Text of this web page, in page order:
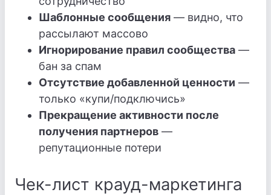
Шаблонные сообщения — видно, что
рассылают массово
Игнорирование правил сообщества —
бан за спам
Отсутствие добавленной ценности —
только «купи/подключись»
Прекращение активности после
получения партнеров —
репутационные потери
Чек-лист крауд-маркетинга